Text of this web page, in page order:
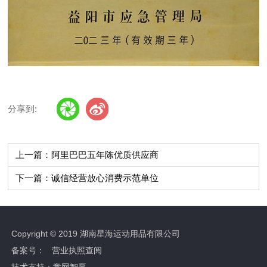
分享到:
上一篇：阿里巴巴五年陈优质供应商
下一篇：诚信经营放心消费示范单位
Copyright © 2019 湖南星海运动用品有限公司
备案号：
营业执照查阅